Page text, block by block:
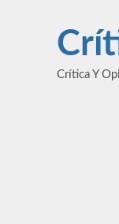
contenido
Crítica Y